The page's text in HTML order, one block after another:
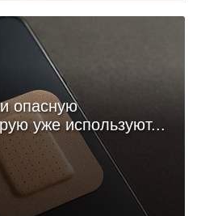
опасную
уже используют...